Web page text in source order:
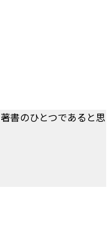
書のひとつであると思